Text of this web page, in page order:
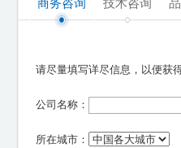
商务咨询 技术咨询
请尽量填写详尽信息，以便获
公司名称：
所在城市：